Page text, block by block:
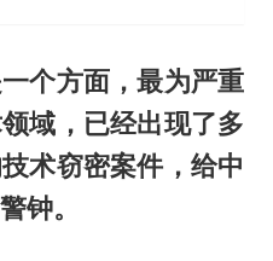
个方面，最为严重
域，已经出现了多
术窃密案件，给中
钟。